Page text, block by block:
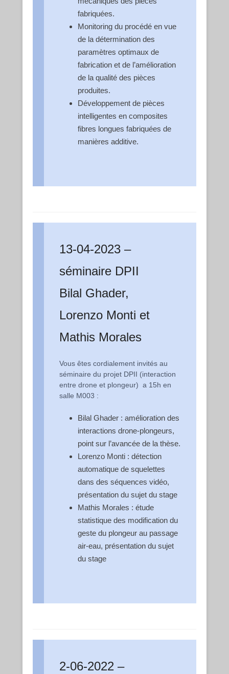
fabriquées.
Monitoring du procédé en vue
de la détermination des
paramètres optimaux de
fabrication et de l’amélioration
de la qualité des pièces
produites.
Développement de pièces
intelligentes en composites
fibres longues fabriquées de
manières additive.
13-04-2023 –
séminaire DPII
Bilal Ghader,
Lorenzo Monti et
Mathis Morales
Vous êtes cordialement invités au
séminaire du projet DPII (interaction
entre drone et plongeur) a 15h en
salle M003 :
Bilal Ghader : amélioration des
interactions drone-plongeurs,
point sur l’avancée de la thèse.
Lorenzo Monti : détection
automatique de squelettes
dans des séquences vidéo,
présentation du sujet du stage
Mathis Morales : étude
statistique des modification du
geste du plongeur au passage
air-eau, présentation du sujet
du stage
2-06-2022 –